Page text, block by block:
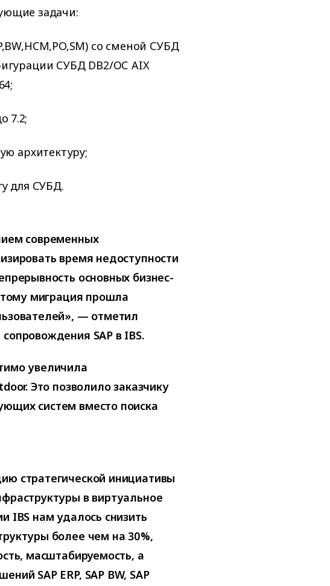
задачи:
со сменой СУБД
СУБД DB2/ОС AIX
7.2;
архитектуру;
для СУБД.
современных
время недоступности
основных бизнес-
миграция прошла
— отметил
SAP в IBS.
увеличила
Это позволило заказчику
систем вместо поиска
стратегической инициативы
в виртуальное
IBS нам удалось снизить
более чем на 30%,
масштабируемость, а
SAP ERP, SAP BW, SAP